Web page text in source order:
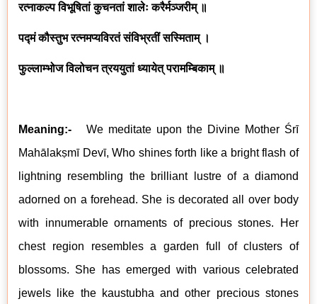
रत्नाकल्प विभूषितां कुचनतां शालेः करैर्मञ्जरीम् ॥
पद्मं कौस्तुभ रत्नमप्यविरतं संविभ्रतीं सस्मिताम् ।
फुल्लाम्भोज विलोचन त्रययुतां ध्यायेत् परामम्बिकाम् ॥
Meaning:- We meditate upon the Divine Mother Śrī
Mahālakṣmī Devī, Who shines forth like a bright flash of
lightning resembling the brilliant lustre of a diamond
adorned on a forehead. She is decorated all over body
with innumerable ornaments of precious stones. Her
chest region resembles a garden full of clusters of
blossoms. She has emerged with various celebrated
jewels like the kaustubha and other precious stones